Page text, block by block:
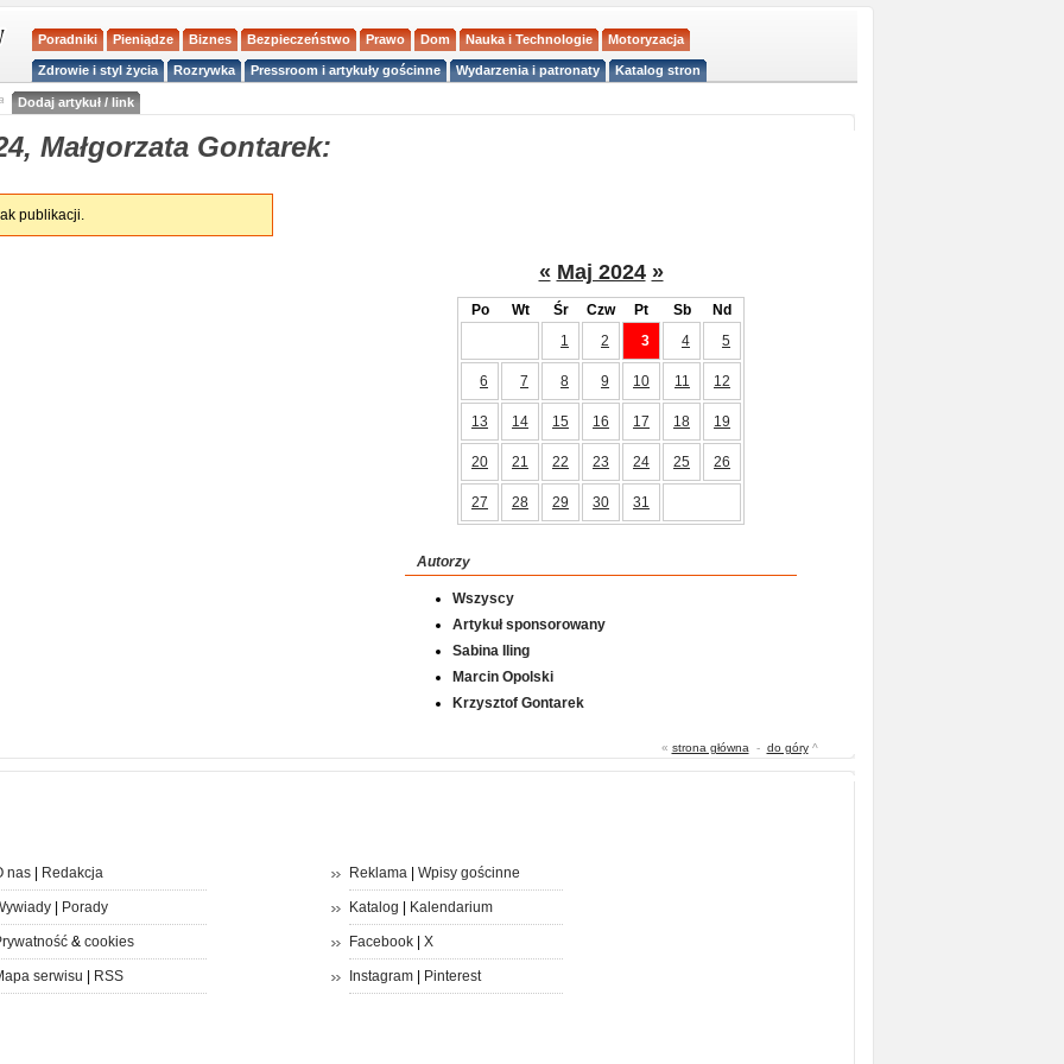
Poradniki Pieniądze Biznes Bezpieczeństwo Prawo Dom Nauka i Technologie Motoryzacja
Zdrowie i styl życia Rozrywka Pressroom i artykuły gościnne Wydarzenia i patronaty Katalog stron
Dodaj artykuł / link
Małgorzata Gontarek:
publikacji.
« Maj 2024 »
Po Wt Śr Czw Pt Sb
Nd
1
2 3 4 5
6 7 8 9 10 11 12
13 14 15 16 17 18 19
20 21 22 23 24 25 26
27 28 29 30 31
Autorzy
Wszyscy
Artykuł sponsorowany
Sabina Iling
Marcin Opolski
Krzysztof Gontarek
« strona główna - do góry^
nas| Redakcja
| Porady
& cookies
serwisu RSS
Reklama| Wpisy gościnne
Katalog Kalendarium
Facebook| X
Instagram| Pinterest